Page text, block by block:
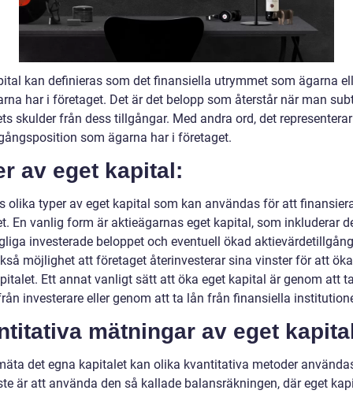
kan definieras som det finansiella utrymmet som ägarna
har i företaget. Det är det belopp som återstår när man
skulder från dess tillgångar. Med andra ord, det
som ägarna har i företaget.
av eget kapital:
olika typer av eget kapital som kan användas för att
En vanlig form är aktieägarnas eget kapital, som inkluderar
investerade beloppet och eventuell ökad
möjlighet att företaget återinvesterar sina vinster för att
Ett annat vanligt sätt att öka eget kapital är genom att
investerare eller genom att ta lån från finansiella
mätningar av eget
det egna kapitalet kan olika kvantitativa metoder
är att använda den så kallade balansräkningen, där eget